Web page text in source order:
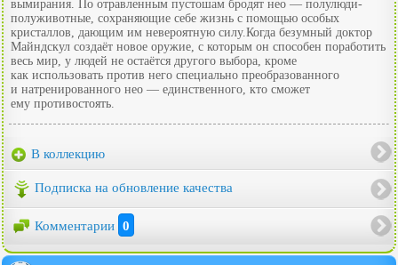
вымирания. По отравленным пустошам бродят нео — полулюди-
полуживотные, сохраняющие себе жизнь с помощью особых
кристаллов, дающим им невероятную силу.Когда безумный доктор
Майндскул создаёт новое оружие, с которым он способен поработить
весь мир, у людей не остаётся другого выбора, кроме
как использовать против него специально преобразованного
и натренированного нео — единственного, кто сможет
ему противостоять.
В коллекцию
Подписка на обновление качества
Комментарии 0